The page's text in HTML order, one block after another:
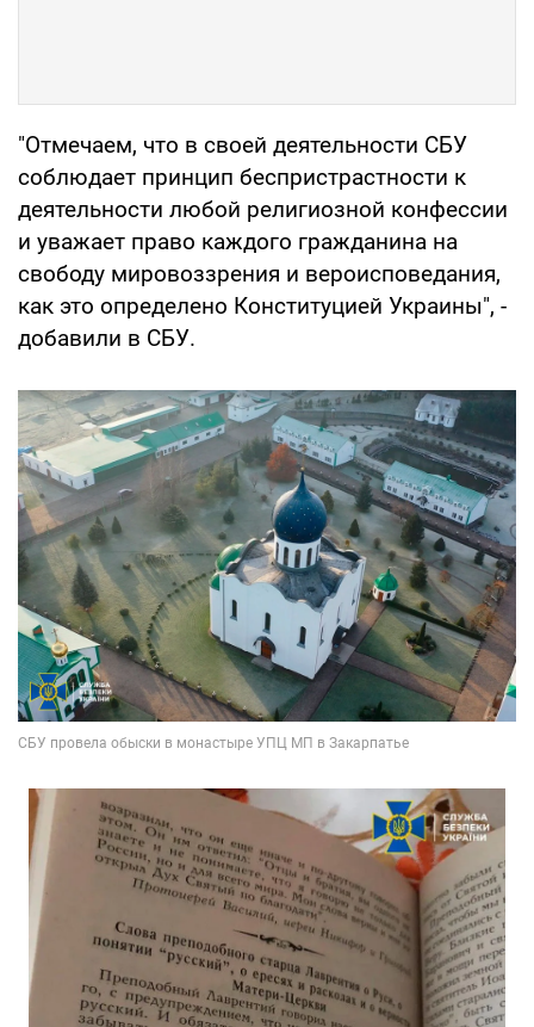
"Отмечаем, что в своей деятельности СБУ
соблюдает принцип беспристрастности к
деятельности любой религиозной конфессии
и уважает право каждого гражданина на
свободу мировоззрения и вероисповедания,
как это определено Конституцией Украины", -
добавили в СБУ.